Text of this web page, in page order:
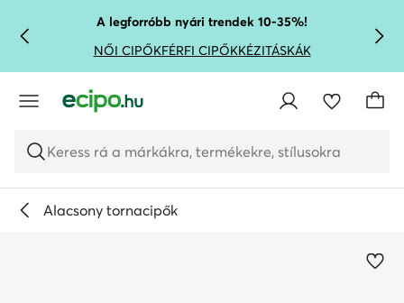
UGRÁS A FŐ TARTALOMRA
UGRÁS A KERESÉSHEZA legforróbb nyári trendek 10-35%!
NŐI CIPŐKFÉRFI CIPŐKKÉZITÁSKÁK
Keress rá a márkákra, termékekre, stílusokra
Alacsony tornacipők